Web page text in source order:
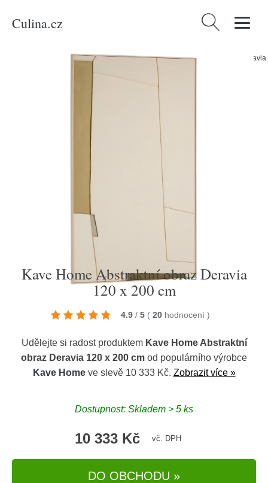
Culina.cz Vyhledávání
Produkty/Bydlení a doplňky/Kave Home Abstraktní obraz Deravia
Kave Home Abstraktní obraz Deravia
120 x 200 cm
4.9 / 5 ( 20 hodnocení )
Udělejte si radost produktem Kave Home Abstraktní
obraz Deravia 120 x 200 cm od populárního výrobce
Kave Homeve slevě 10 333 Kč. Zobrazit více »
Dostupnost: Skladem > 5 ks
10 333 Kč vč. DPH
DO OBCHODU »